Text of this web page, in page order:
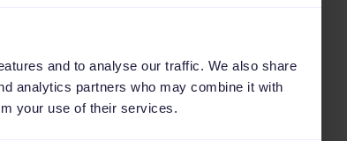
and to analyse our traffic. We also share
analytics partners who may combine it with
your use of their services.
der